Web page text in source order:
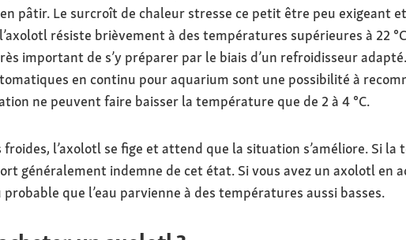
pâtir. Le surcroît de chaleur stresse ce petit être peu exigeant
résiste brièvement à des températures supérieures à 22
important de s’y préparer par le biais d’un refroidisseur
en continu pour aquarium sont une possibilité à
ne peuvent faire baisser la température que de 2 à 4 °C.
froides, l’axolotl se fige et attend que la situation s’améliore. Si
généralement indemne de cet état. Si vous avez un axolotl en
que l’eau parvienne à des températures aussi basses.